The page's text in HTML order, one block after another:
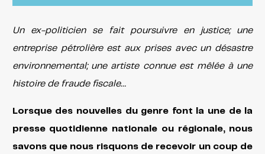
Un ex-politicien se fait poursuivre en justice; une
entreprise pétrolière est aux prises avec un désastre
environnemental; une artiste connue est mêlée à une
histoire de fraude fiscale…
Lorsque des nouvelles du genre font la une de la
presse quotidienne nationale ou régionale, nous
savons que nous risquons de recevoir un coup de